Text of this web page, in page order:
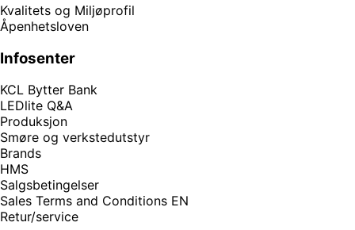
Kvalitets og Miljøprofil
Åpenhetsloven
Infosenter
KCL Bytter Bank
LEDlite Q&A
Produksjon
Smøre og verkstedutstyr
Brands
HMS
Salgsbetingelser
Sales Terms and Conditions EN
Retur/service